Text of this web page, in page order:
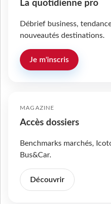
La quotidienne pro
Débrief business,
nouveautés destinations.
Je m'inscris
MAGAZINE
Accès dossiers
Benchmarks marchés,
Bus&Car.
Découvrir